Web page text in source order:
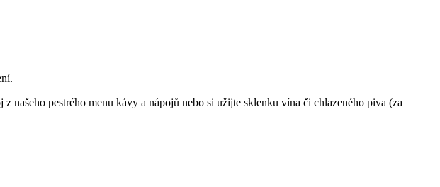
našeho pestrého menu kávy a nápojů nebo si užijte sklenku vína či chlazeného piva (za